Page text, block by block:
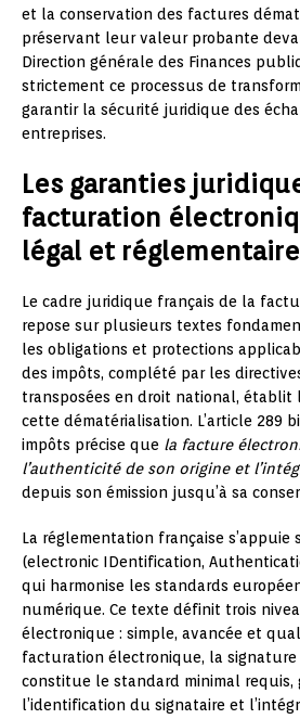
et la conservation des factures
préservant leur valeur probante
Direction générale des Finances
strictement ce processus de
garantir la sécurité juridique des
entreprises.
Les garanties
facturation
légal et réglementaire
Le cadre juridique français de la
repose sur plusieurs textes
les obligations et protections
des impôts, complété par les
transposées en droit national, établit
cette dématérialisation. L’article 289
impôts précise que la facture
l’authenticité de son origine et
depuis son émission jusqu’à sa
La réglementation française s’appuie
(electronic IDentification,
qui harmonise les standards
numérique. Ce texte définit trois
électronique : simple, avancée et
facturation électronique, la
constitue le standard minimal requis,
l’identification du signataire et